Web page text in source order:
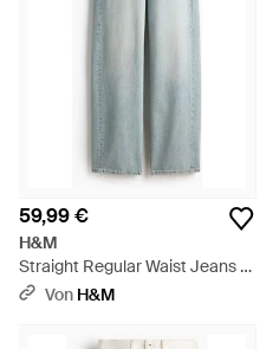
59,99 €
H&M
Straight Regular Waist Jeans -
BlauVon H&M